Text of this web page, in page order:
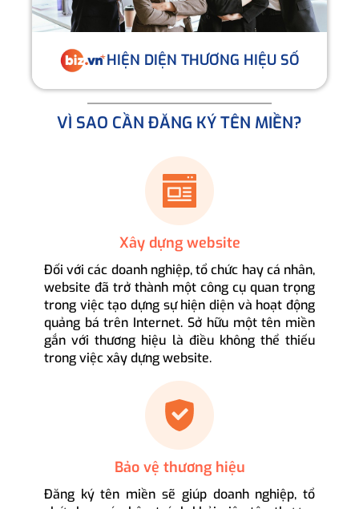
HIỆN DIỆN THƯƠNG HIỆU SỐ
VÌ SAO CẦN ĐĂNG KÝ TÊN MIỀN?
Xây dựng website
Đối với các doanh nghiệp, tổ chức hay cá nhân,
website đã trở thành một công cụ quan trọng
trong việc tạo dựng sự hiện diện và hoạt động
quảng bá trên Internet. Sở hữu một tên miền
gắn với thương hiệu là điều không thể thiếu
trong việc xây dựng website.
Bảo vệ thương hiệu
Đăng ký tên miền sẽ giúp doanh nghiệp, tổ